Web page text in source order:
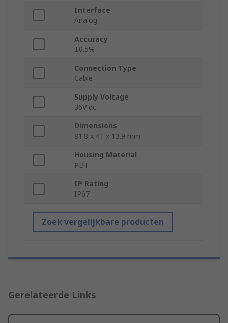
Interface
Analog
Accuracy
±0.5%
Connection Type
Cable
Supply Voltage
36V dc
Dimensions
81.8 x 41 x 13.9 mm
Housing Material
PBT
IP Rating
IP67
Zoek vergelijkbare producten
Gerelateerde Links